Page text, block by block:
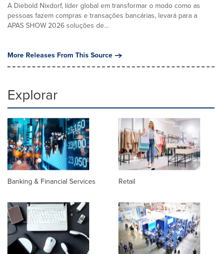
A Diebold Nixdorf, líder global em transformar o modo como as
pessoas fazem compras e transações bancárias, levará para a
APAS SHOW 2026 soluções de...
More Releases From This Source
Explorar
Banking & Financial Services Retail